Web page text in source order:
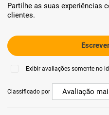
Partilhe as suas experiências
clientes.
Exibir avaliações somente no
Classificado por